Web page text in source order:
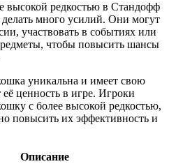
высокой редкостью в Стандофф
делать много усилий. Они могут
участвовать в событиях или
чтобы повысить шансы
уникальна и имеет свою
её ценность в игре. Игроки
с более высокой редкостью,
повысить их эффективность и
Описание